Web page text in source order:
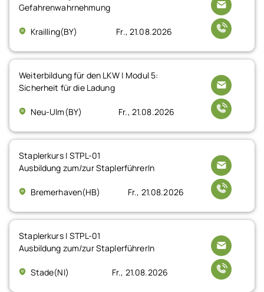
Gefahrenwahrnehmung
Krailling(BY) Fr., 21.08.2026
Weiterbildung für den LKW | Modul 5:
Sicherheit für die Ladung
Neu-Ulm(BY) Fr., 21.08.2026
Staplerkurs | STPL-01
Ausbildung zum/zur StaplerführerIn
Bremerhaven(HB) Fr., 21.08.2026
Staplerkurs | STPL-01
Ausbildung zum/zur StaplerführerIn
Stade(NI) Fr., 21.08.2026